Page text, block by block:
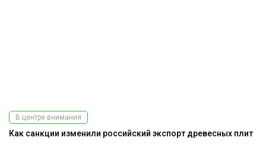
В центре внимания
Как санкции изменили российский экспорт древесных плит